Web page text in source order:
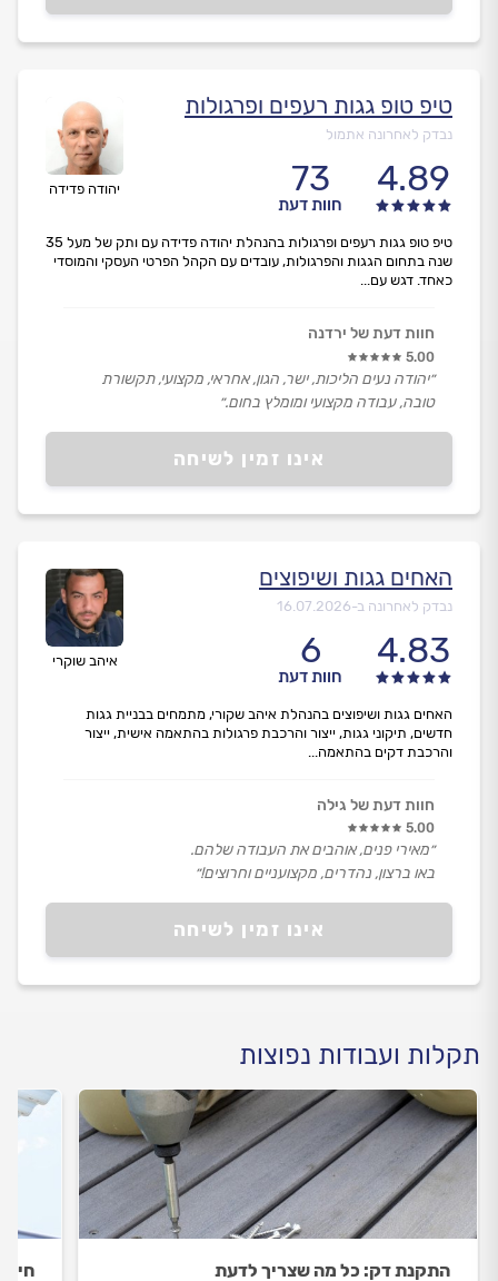
יהודה פדידה
טיפ טופ גגות רעפים ופרגולות
נבדק לאחרונה אתמול
4.89
73
חוות דעת
אינו זמין לשיחה
טיפ טופ גגות רעפים ופרגולות בהנהלת יהודה פדידה עם ותק של מעל 35
שנה בתחום הגגות והפרגולות, עובדים עם הקהל הפרטי העסקי והמוסדי
כאחד. דגש עם...
חוות דעת של ירדנה
5.00
״יהודה נעים הליכות, ישר, הגון, אחראי, מקצועי, תקשורת
טובה, עבודה מקצועי ומומלץ בחום.״
איהב שוקרי
האחים גגות ושיפוצים
נבדק לאחרונה ב-16.07.2026
4.83
6
חוות דעת
אינו זמין לשיחה
האחים גגות ושיפוצים בהנהלת איהב שקורי, מתמחים בבניית גגות
חדשים, תיקוני גגות, ייצור והרכבת פרגולות בהתאמה אישית, ייצור
והרכבת דקים בהתאמה...
חוות דעת של גילה
5.00
״מאירי פנים, אוהבים את העבודה שלהם.
באו ברצון, נהדרים, מקצועניים וחרוצים!״
תקלות ועבודות נפוצות
התקנת דק: כל מה שצריך לדעת